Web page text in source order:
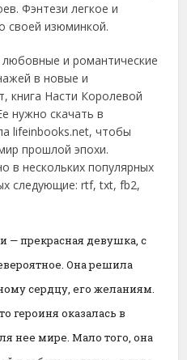
Фэнтези легкое и
своей изюминкой.
и романтические
в новые и
книга Насти Королевой
нужно скачать в
lifeinbooks.net, чтобы
прошлой эпохи.
в нескольких популярных
следующие: rtf, txt, fb2,
— прекрасная девушка, с
Она решила
сердцу, его желаниям.
героиня оказалась в
нее мире. Мало того, она